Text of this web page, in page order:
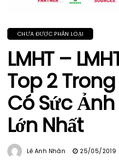
CHƯA ĐƯỢC PHÂN LOẠI
LMHT –
Top 2
Có Sức
Lớn Nhất
Lê Anh Nhân 25/05/2019